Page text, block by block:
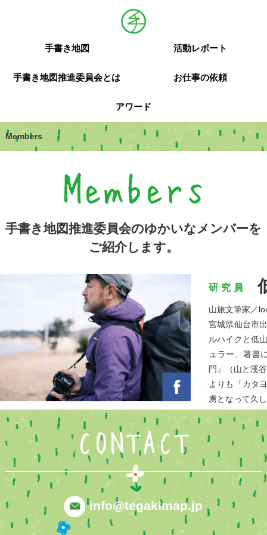
手書き地図 活動レポート
手書き地図推進委員会とは お仕事の依頼
アワード
Members
Members
手書き地図推進委員会のゆかいなメンバーを
ご紹介します。
研究員
山旅文筆家／
宮城県仙台市
ルハイクと低
ュラー、著書
門』（山と溪
よりも「カタ
虜となって久
CONTACT
info@tegakimap.jp